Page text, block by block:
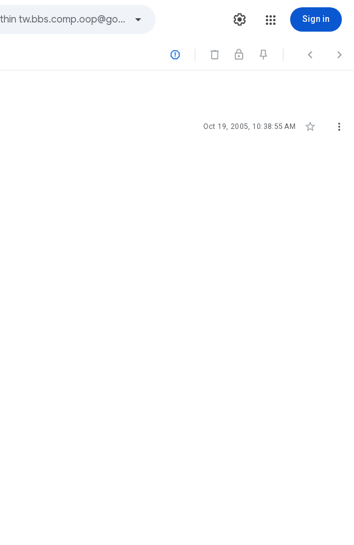
Sign in
  
Oct 19, 2005, 10:38:55 AM  